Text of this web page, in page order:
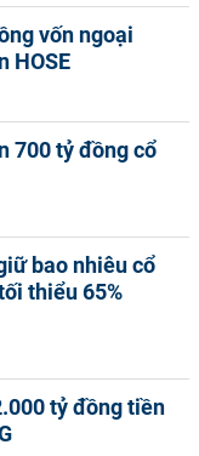
vốn ngoại
HOSE
700 tỷ đồng cổ
bao nhiêu cổ
thiểu 65%
tỷ đồng tiền